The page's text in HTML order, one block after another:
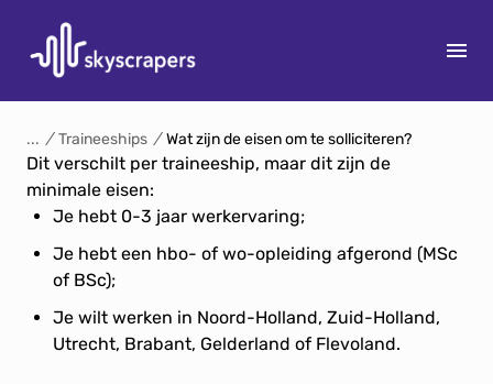
15
/ Traineeships / Wat zijn de eisen om te solliciteren?
Dit verschilt per traineeship, maar dit zijn de
minimale eisen:
Je hebt 0-3 jaar werkervaring;
Je hebt een hbo- of wo-opleiding afgerond (MSc
of BSc);
Je wilt werken in Noord-Holland, Zuid-Holland,
Utrecht, Brabant, Gelderland of Flevoland.